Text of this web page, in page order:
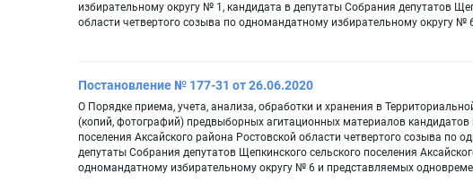
избирательному округу № 1, кандидата в депутаты Собрания депутатов
области четвертого созыва по одномандатному избирательному округу №
Постановление № 177-31 от 26.06.2020
О Порядке приема, учета, анализа, обработки и хранения в
(копий, фотографий) предвыборных агитационных материалов кандидатов
поселения Аксайского района Ростовской области четвертого созыва по
депутаты Собрания депутатов Щепкинского сельского поселения
одномандатному избирательному округу № 6 и представляемых